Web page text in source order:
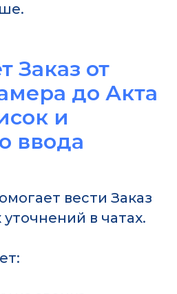
Заказ от
до Акта
и
ввода
вести Заказ
в чатах.